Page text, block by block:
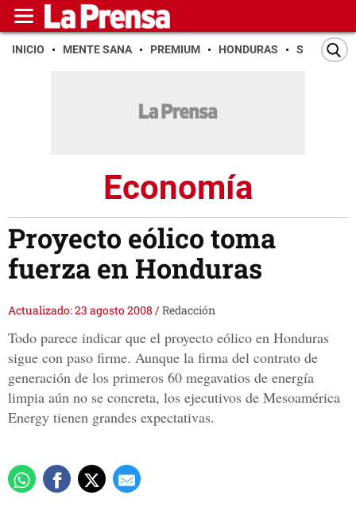
INICIO MENTE SANA PREMIUM HONDURAS SAN PEDRO
Economía
Proyecto eólico toma
fuerza en Honduras
Actualizado: 23 agosto 2008 /Redacción
Todo parece indicar que el proyecto eólico en Honduras
sigue con paso firme. Aunque la firma del contrato de
generación de los primeros 60 megavatios de energía
limpia aún no se concreta, los ejecutivos de Mesoamérica
Energy tienen grandes expectativas.